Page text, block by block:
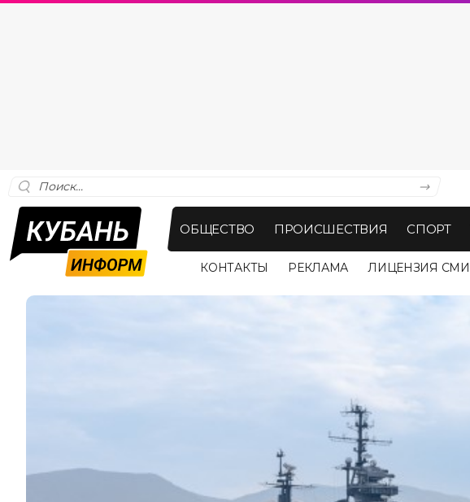
ОБЩЕСТВО ПРОИСШЕСТВИЯ СПОРТ
КОНТАКТЫ РЕКЛАМА ЛИЦЕНЗИЯ СМИ